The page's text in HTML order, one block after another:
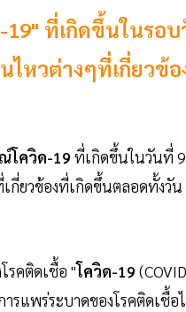
ที่เกิดขึ้นในรอ
หวต่างๆที่เกี่ยวข้
โควิด-19 ที่เกิดขึ้นในวันที่
กี่ยวข้องที่เกิดขึ้นตลอดทั้งวัน
รคติดเชื้อ "โควิด-19
แพร่ระบาดของโรคติดเชื้